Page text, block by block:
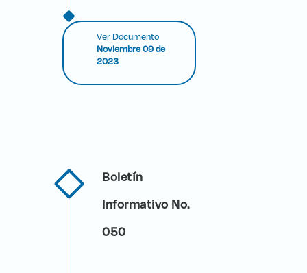
Ver Documento
Noviembre 09 de
2023
Boletín
Informativo No.
050